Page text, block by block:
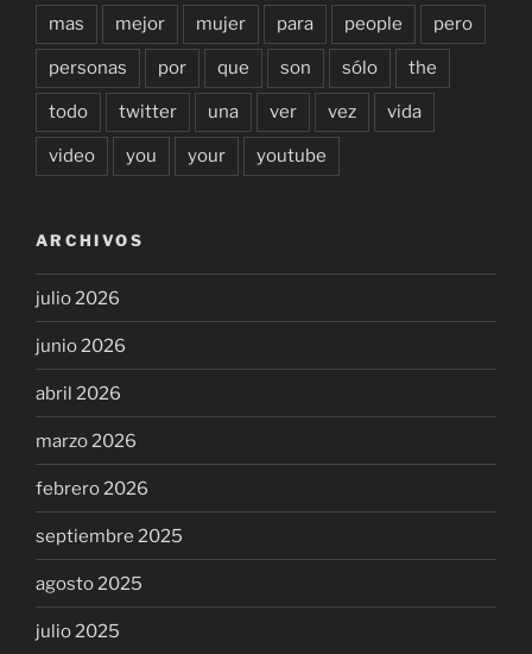
mas mejor mujer para people pero
personas por que son sólo the
todo twitter una ver vez vida
video you your youtube
ARCHIVOS
julio 2026
junio 2026
abril 2026
marzo 2026
febrero 2026
septiembre 2025
agosto 2025
julio 2025